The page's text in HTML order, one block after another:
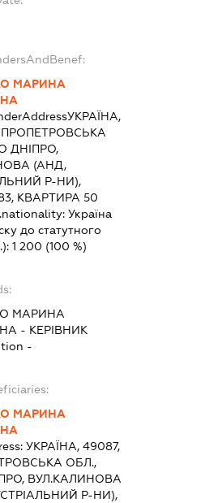
МАРИНА
УКРАЇНА,
ДНІПРО,
(АНД,
Р-НИ),
КВАРТИРА 50
Україна
до статутного
1 200 (100 %)
МАРИНА
- КЕРІВНИК
-
МАРИНА
УКРАЇНА, 49087,
ОБЛ.,
ВУЛ.КАЛИНОВА
Р-НИ),